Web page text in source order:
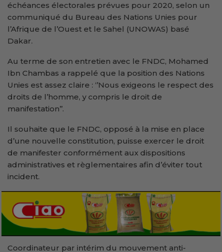
échéances électorales prévues pour 2020, selon un
communiqué du Bureau des Nations Unies pour
l’Afrique de l’Ouest et le Sahel (UNOWAS) basé
Dakar.
Au terme de son entretien avec le FNDC, Mohamed
Ibn Chambas a rappelé que la position des Nations
Unies est assez claire : ‘’Nous exigeons le respect des
droits de l’homme, y compris le droit de
manifestation’’.
Il souhaite que le FNDC, opposé à la mise en place
d’une nouvelle constitution, puisse exercer le droit
de manifester conformément aux dispositions
administratives et règlementaires afin d’éviter tout
incident.
Coordinateur par intérim du mouvement anti-